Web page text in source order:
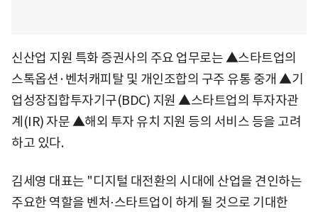
신산업 지원 특화 증권사의 주요 업무로는 ▲스타트업의
스톡옵션·벤처캐피탈 및 개인조합의 구주 유통 중개 ▲기
업성장집합투자기구(BDC) 지원 ▲스타트업의 투자자관
계(IR) 자문 ▲해외 투자 유치 지원 등의 서비스 등을 고려
하고 있다.
김세영 대표는 "디지털 대전환의 시대에 산업을 견인하는
주요한 역할을 벤처⋅스타트업이 하게 될 것으로 기대한